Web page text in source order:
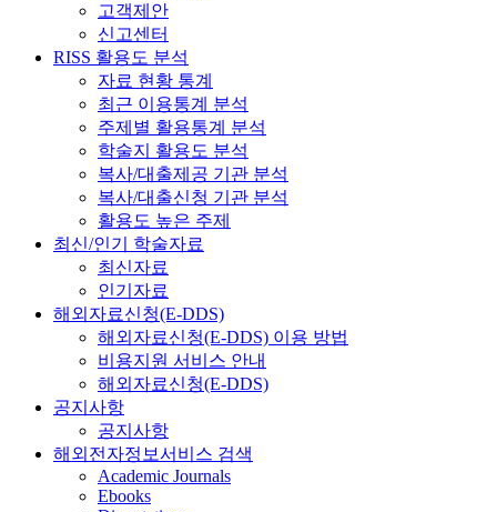
고객제안
신고센터
RISS 활용도 분석
자료 현황 통계
최근 이용통계 분석
주제별 활용통계 분석
학술지 활용도 분석
복사/대출제공 기관 분석
복사/대출신청 기관 분석
활용도 높은 주제
최신/인기 학술자료
최신자료
인기자료
해외자료신청(E-DDS)
해외자료신청(E-DDS) 이용 방법
비용지원 서비스 안내
해외자료신청(E-DDS)
공지사항
공지사항
해외전자정보서비스 검색
Academic Journals
Ebooks